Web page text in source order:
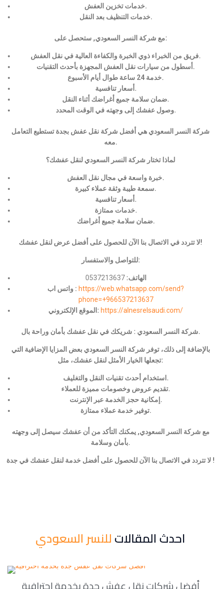
خدمات تخزين العفش.
خدمات التنظيف بعد النقل.
مع شركة النسر السعودي, ستحصل على:
فريق من الخبراء ذوي الخبرة والكفاءة العالية في نقل العفش.
أسطول من سيارات نقل العفش المجهزة بأحدث التقنيات.
خدمة 24 ساعة طوال أيام الأسبوع.
أسعار تنافسية.
ضمان سلامة جميع أغراضك أثناء النقل.
وصول عفشك إلى وجهته في الوقت المحدد.
شركة النسر السعودي هي أفضل شركة نقل عفش بجدة تستطيع التعامل
معه.
لماذا تختار شركة النسر السعودي لنقل عفشك؟
خبرة واسعة في مجال نقل العفش.
سمعة طيبة وثقة عملاء كبيرة.
أسعار تنافسية.
خدمات ممتازة.
ضمان سلامة جميع أغراضك.
لا تتردد في الاتصال بنا الآن للحصول على أفضل عرض لنقل عفشك!
للتواصل والاستفسار:
الهاتف: 0537213637
واتس اب : https://web.whatsapp.com/send?
phone=+966537213637
الموقع الإلكتروني: https://alnesrelsaudi.com/
شركة النسر السعودي : شريكك في نقل عفشك بأمان وراحة بال.
بالإضافة إلى ذلك، توفر شركة النسر السعودي بعض المزايا الإضافية التي
تجعلها الخيار الأمثل لنقل عفشك، مثل:
استخدام أحدث تقنيات النقل والتغليف.
تقديم عروض وخصومات مميزة للعملاء.
إمكانية حجز الخدمة عبر الإنترنت.
توفير خدمة عملاء ممتازة.
مع شركة النسر السعودي, يمكنك التأكد من أن عفشك سيصل إلى وجهته
بأمان وسلامة.
لا تتردد في الاتصال بنا الآن للحصول على أفضل خدمة لنقل عفشك في جدة !
احدث المقالاتللنسر السعودي